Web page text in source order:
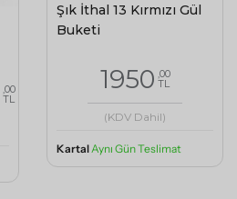
,00
TL
Şık İthal 13 Kırmızı Gül
Buketi
1950 ,00
TL
(KDV Dahil)
Kartal Aynı Gün Teslimat